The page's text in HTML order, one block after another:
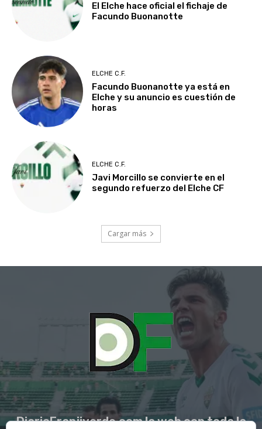
El Elche hace oficial el fichaje de
Facundo Buonanotte
ELCHE C.F.
Facundo Buonanotte ya está en
Elche y su anuncio es cuestión de
horas
ELCHE C.F.
Javi Morcillo se convierte en el
segundo refuerzo del Elche CF
Cargar más
DiarioFranjiverde.com la web con toda la